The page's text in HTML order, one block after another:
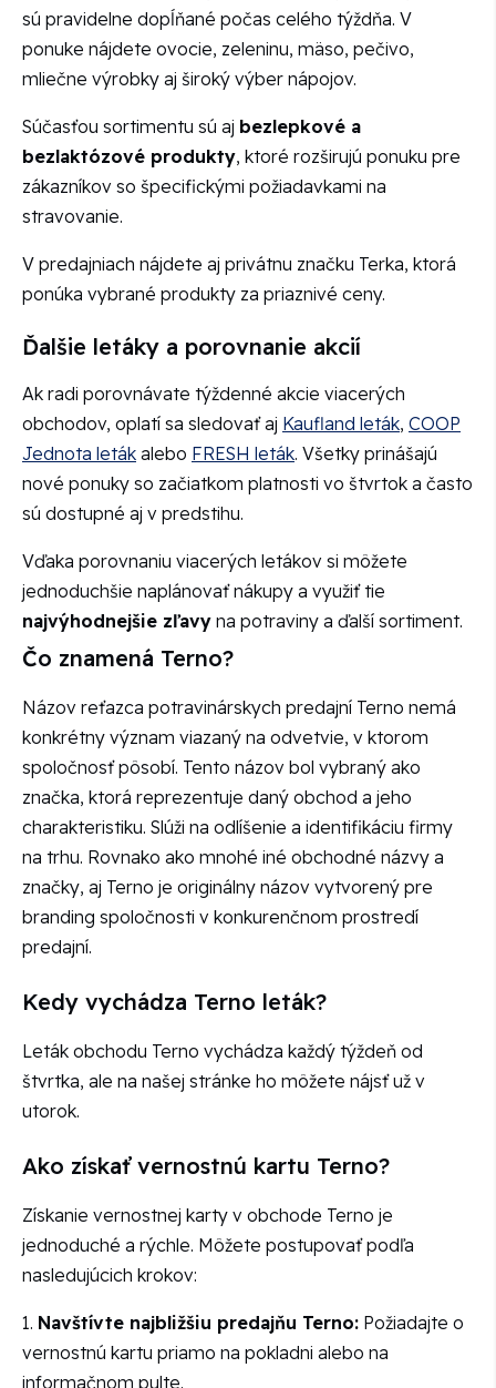
sú pravidelne dopĺňané počas celého týždňa. V
ponuke nájdete ovocie, zeleninu, mäso, pečivo,
mliečne výrobky aj široký výber nápojov.
Súčasťou sortimentu sú aj bezlepkové a
bezlaktózové produkty, ktoré rozširujú ponuku pre
zákazníkov so špecifickými požiadavkami na
stravovanie.
V predajniach nájdete aj privátnu značku Terka, ktorá
ponúka vybrané produkty za priaznivé ceny.
Ďalšie letáky a porovnanie akcií
Ak radi porovnávate týždenné akcie viacerých
obchodov, oplatí sa sledovať aj Kaufland leták, COOP
Jednota leták alebo FRESH leták. Všetky prinášajú
nové ponuky so začiatkom platnosti vo štvrtok a často
sú dostupné aj v predstihu.
Vďaka porovnaniu viacerých letákov si môžete
jednoduchšie naplánovať nákupy a využiť tie
najvýhodnejšie zľavy na potraviny a ďalší sortiment.
Čo znamená Terno?
Názov reťazca potravinárskych predajní Terno nemá
konkrétny význam viazaný na odvetvie, v ktorom
spoločnosť pôsobí. Tento názov bol vybraný ako
značka, ktorá reprezentuje daný obchod a jeho
charakteristiku. Slúži na odlíšenie a identifikáciu firmy
na trhu. Rovnako ako mnohé iné obchodné názvy a
značky, aj Terno je originálny názov vytvorený pre
branding spoločnosti v konkurenčnom prostredí
predajní.
Kedy vychádza Terno leták?
Leták obchodu Terno vychádza každý týždeň od
štvrtka, ale na našej stránke ho môžete nájsť už v
utorok.
Ako získať vernostnú kartu Terno?
Získanie vernostnej karty v obchode Terno je
jednoduché a rýchle. Môžete postupovať podľa
nasledujúcich krokov:
1. Navštívte najbližšiu predajňu Terno: Požiadajte o
vernostnú kartu priamo na pokladni alebo na
informačnom pulte.